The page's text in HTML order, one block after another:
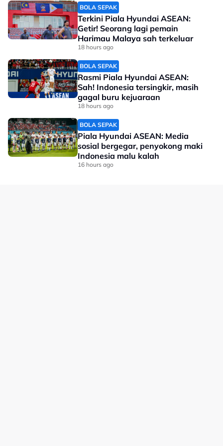
pemulihan selama beberapa bulan sebelum seseorang
atlet dibenarkan kembali beraksi.
BAM turut menegaskan badan induk itu akan terus
menyediakan segala bantuan perubatan dan program
rehabilitasi yang diperlukan bagi memastikan Ee Wei
dapat menjalani proses pemulihan dengan sebaik
mungkin.
“Kami akan terus memberikan sokongan dari aspek
pemulihannya serta mendoakan agar Ee Wei kembali
beraksi di gelanggang secepat mungkin,” menurut
kenyataan BAM.
Kecederaan itu menjadi tamparan buat kem badminton
BOLA SEPAK
Terkini Piala Hyundai ASEAN:
Getir! Seorang lagi pemain
Harimau Malaya sah terkeluar
18 hours ago
BOLA SEPAK
Rasmi Piala Hyundai ASEAN:
Sah! Indonesia tersingkir, masih
gagal buru kejuaraan
18 hours ago
BOLA SEPAK
Piala Hyundai ASEAN: Media
sosial bergegar, penyokong maki
Indonesia malu kalah
16 hours ago